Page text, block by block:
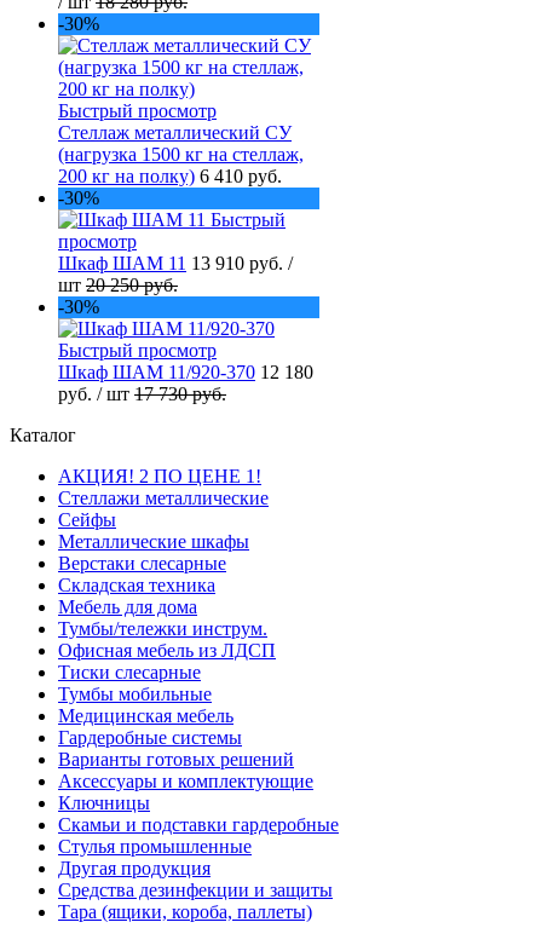
-30%
Быстрый просмотр
Стеллаж металлический СУ
(нагрузка 1500 кг на стеллаж,
200 кг на полку) 6 410 руб.
-30%
Быстрый
просмотр
Шкаф ШАМ 11 13 910 руб. /
шт 20 250 руб.
-30%
Быстрый просмотр
Шкаф ШАМ 11/920-370 12 180
руб. / шт 17 730 руб.
Каталог
АКЦИЯ! 2 ПО ЦЕНЕ 1!
Стеллажи металлические
Сейфы
Металлические шкафы
Верстаки слесарные
Складская техника
Мебель для дома
Тумбы/тележки инструм.
Офисная мебель из ЛДСП
Тиски слесарные
Тумбы мобильные
Медицинская мебель
Гардеробные системы
Варианты готовых решений
Аксессуары и комплектующие
Ключницы
Скамьи и подставки гардеробные
Стулья промышленные
Другая продукция
Средства дезинфекции и защиты
Тара (ящики, короба, паллеты)